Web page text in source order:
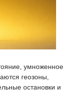
умноженное
геозоны,
остановки и